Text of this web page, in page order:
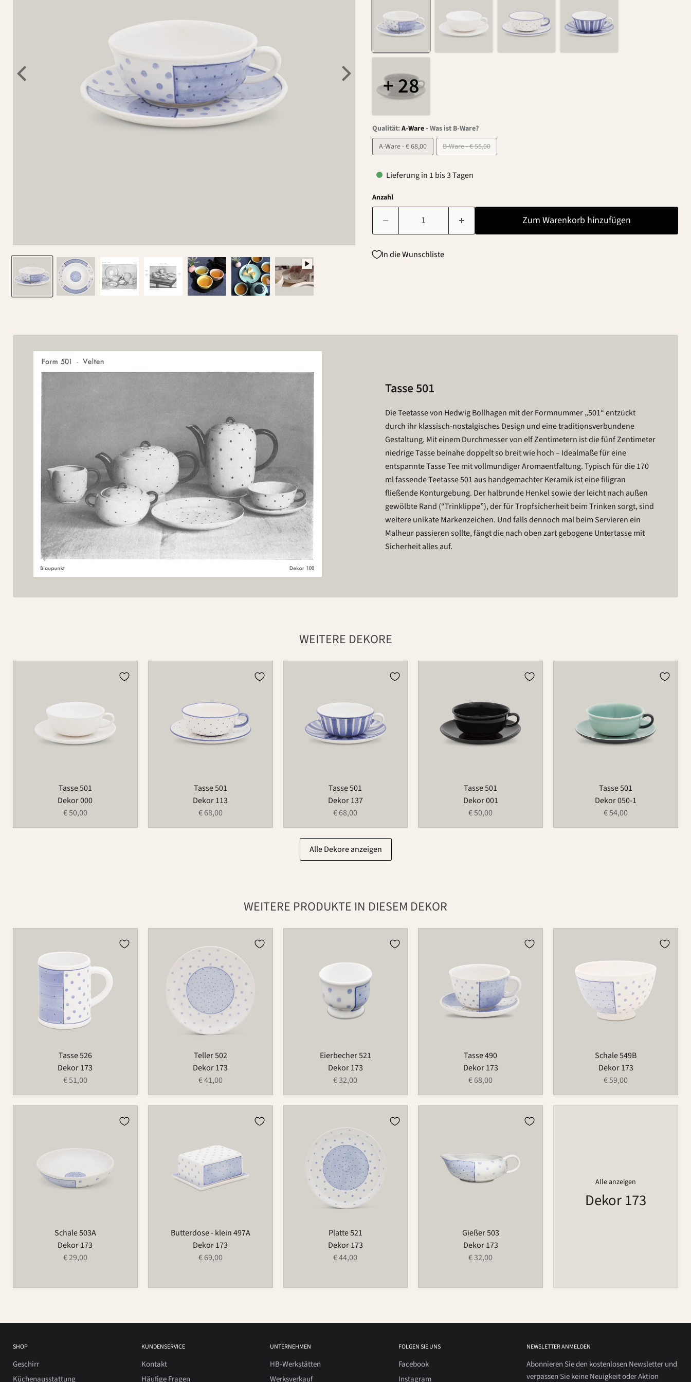
+ 28
Qualität:A-Ware-Was ist B-Ware?
A-Ware - € 68,00
B-Ware - € 55,00
Lieferung in 1 bis 3 Tagen
Anzahl
Zum Warenkorb hinzufügen
In die Wunschliste
Tasse 501
Die Teetasse von Hedwig Bollhagen mit der Formnummer „501“ entzückt
durch ihr klassisch-nostalgisches Design und eine traditionsverbundene
Gestaltung. Mit einem Durchmesser von elf Zentimetern ist die fünf Zentimeter
niedrige Tasse beinahe doppelt so breit wie hoch – Idealmaße für eine
entspannte Tasse Tee mit vollmundiger Aromaentfaltung. Typisch für die 170
ml fassende Teetasse 501 aus handgemachter Keramik ist eine filigran
fließende Konturgebung. Der halbrunde Henkel sowie der leicht nach außen
gewölbte Rand (“Trinklippe”), der für Tropfsicherheit beim Trinken sorgt, sind
weitere unikate Markenzeichen. Und falls dennoch mal beim Servieren ein
Malheur passieren sollte, fängt die nach oben zart gebogene Untertasse mit
Sicherheit alles auf.
WEITERE DEKORE
Tasse 501
Dekor 000
€ 50,00
Tasse 501
Dekor 113
€ 68,00
Tasse 501
Dekor 137
€ 68,00
Tasse 501
Dekor 001
€ 50,00
Tasse 501
Dekor 050-1
€ 54,00
Alle Dekore anzeigen
WEITERE PRODUKTE IN DIESEM DEKOR
Tasse 526
Dekor 173
€ 51,00
Teller 502
Dekor 173
€ 41,00
Eierbecher 521
Dekor 173
€ 32,00
Tasse 490
Dekor 173
€ 68,00
Schale 549B
Dekor 173
€ 59,00
Schale 503A
Dekor 173
€ 29,00
Butterdose - klein 497A
Dekor 173
€ 69,00
Platte 521
Dekor 173
€ 44,00
Gießer 503
Dekor 173
€ 32,00
Alle anzeigen
Dekor 173
SHOP
Geschirr
Küchenausstattung
KUNDENSERVICE
Kontakt
Häufige Fragen
UNTERNEHMEN
HB-Werkstätten
Werksverkauf
FOLGEN SIE UNS
Facebook
Instagram
NEWSLETTER ANMELDEN
Abonnieren Sie den kostenlosen Newsletter und
verpassen Sie keine Neuigkeit oder Aktion